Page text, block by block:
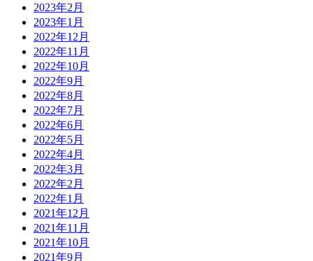
2023年2月
2023年1月
2022年12月
2022年11月
2022年10月
2022年9月
2022年8月
2022年7月
2022年6月
2022年5月
2022年4月
2022年3月
2022年2月
2022年1月
2021年12月
2021年11月
2021年10月
2021年9月